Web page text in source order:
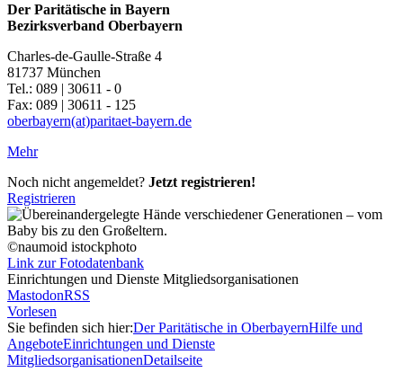
Der Paritätische in Bayern
Bezirksverband Oberbayern
Charles-de-Gaulle-Straße 4
81737 München
Tel.: 089 | 30611 - 0
Fax: 089 | 30611 - 125
oberbayern(at)paritaet-bayern.de
Mehr
Noch nicht angemeldet? Jetzt registrieren!
Registrieren
©naumoid istockphoto
Link zur Fotodatenbank
Einrichtungen und Dienste Mitgliedsorganisationen
MastodonRSS
Vorlesen
Sie befinden sich hier:Der Paritätische in OberbayernHilfe und
AngeboteEinrichtungen und Dienste
MitgliedsorganisationenDetailseite